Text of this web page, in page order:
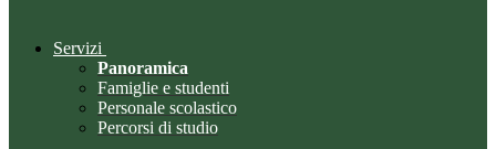
Servizi
Panoramica
Famiglie e studenti
Personale scolastico
Percorsi di studio